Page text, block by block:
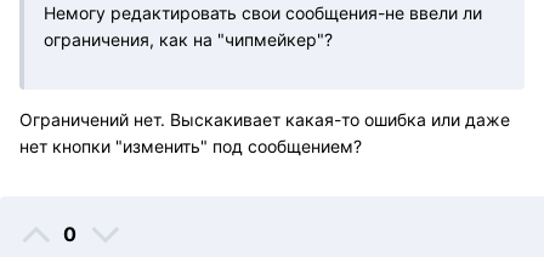
Немогу редактировать свои сообщения-не ввели ли
ограничения, как на "чипмейкер"?
Ограничений нет. Выскакивает какая-то ошибка или даже
нет кнопки "изменить" под сообщением?
0